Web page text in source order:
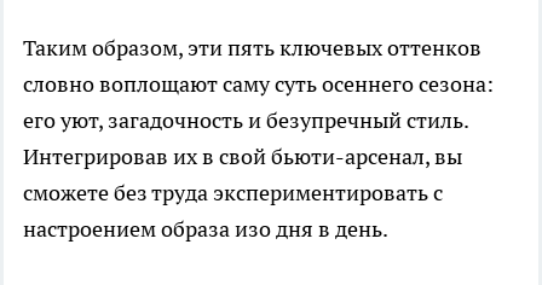
Таким образом, эти пять ключевых оттенков
словно воплощают саму суть осеннего сезона:
его уют, загадочность и безупречный стиль.
Интегрировав их в свой бьюти-арсенал, вы
сможете без труда экспериментировать с
настроением образа изо дня в день.